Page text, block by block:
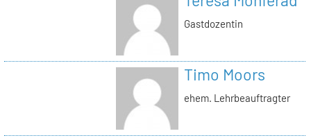
Gastdozentin
Timo Moors
ehem. Lehrbeauftragter